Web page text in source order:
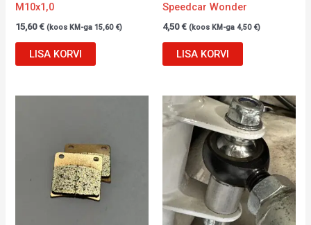
M10x1,0
15,60€ (koos KM-ga15,60 €)
LISA KORVI
Speedcar Wonder
4,50€ (koos KM-ga 4,50 €)
LISA KORVI